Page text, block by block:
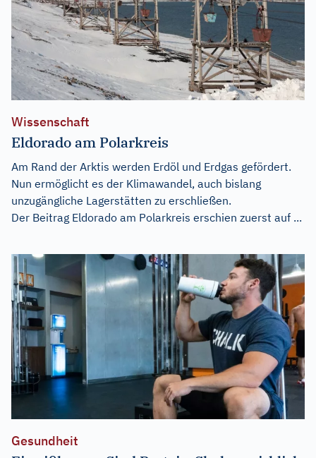
Wissenschaft
Eldorado am Polarkreis
Am Rand der Arktis werden Erdöl und Erdgas gefördert.
Nun ermöglicht es der Klimawandel, auch bislang
unzugängliche Lagerstätten zu erschließen.
Der Beitrag Eldorado am Polarkreis erschien zuerst auf ...
Gesundheit